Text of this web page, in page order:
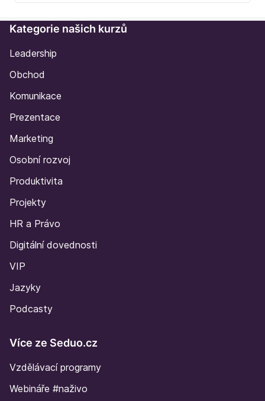
Kategorie našich kurzů
Leadership
Obchod
Komunikace
Prezentace
Marketing
Osobní rozvoj
Produktivita
Projekty
HR a Právo
Digitální dovednosti
VIP
Jazyky
Podcasty
Více ze Seduo.cz
Vzdělávací programy
Webináře #naživo